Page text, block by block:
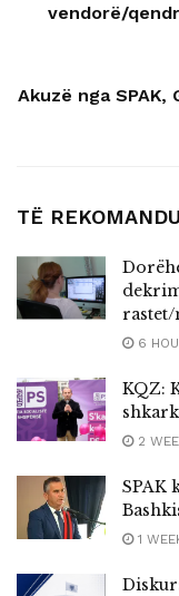
vendorë/
Akuzë nga
TË
6
KQZ:
2
SPAK
1